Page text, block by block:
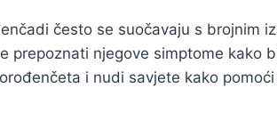
često se suočavaju s brojnim
prepoznati njegove simptome kako
i nudi savjete kako